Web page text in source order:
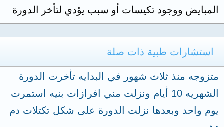
المبايض ووجود تكيسات أو سبب يؤدي لتأخر الدورة
استشارات طبية ذات صلة
متزوجه منذ ثلاث شهور في البدايه تأخرت الدورة
الشهريه 10 أيام ونزلت مني افرازات بنيه استمرت
يوم واحد وبعدها نزلت الدورة على شكل تكتلات دم